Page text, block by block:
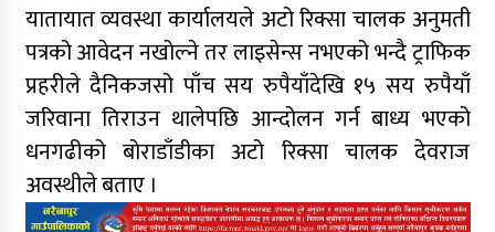
यातायात व्यवस्था कार्यालयले अटो रिक्सा चालक अनुमती
पत्रको आवेदन नखोल्ने तर लाइसेन्स नभएको भन्दै ट्राफिक
प्रहरीले दैनिकजसो पाँच सय रुपैयाँदेखि १५ सय रुपैयाँ
जरिवाना तिराउन थालेपछि आन्दोलन गर्न बाध्य भएको
धनगढीको बोराडाँडीका अटो रिक्सा चालक देवराज
अवस्थीले बताए ।